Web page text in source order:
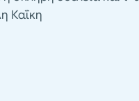
Καΐκη